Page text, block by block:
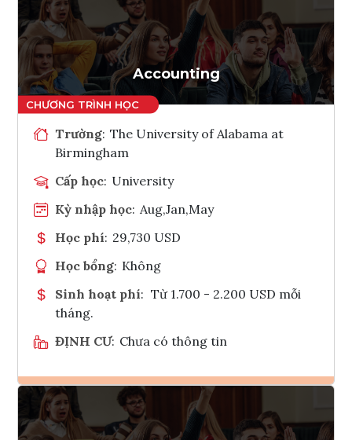
Ghi danh
Tham vấn Interlink
Accounting
Trường: The University of Alabama at
Birmingham
Cấp học: University
Kỳ nhập học: Aug,Jan,May
Học phí: 29,730 USD
Học bổng: Không
Sinh hoạt phí: Từ 1.700 - 2.200 USD mỗi
tháng.
ĐỊNH CƯ: Chưa có thông tin
Ghi danh